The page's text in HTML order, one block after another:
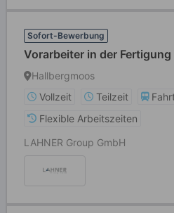
Sofort-Bewerbung
Vorarbeiter in der
Hallbergmoos
Vollzeit
Teilzeit
Flexible Arbeitszeiten
LAHNER Group GmbH